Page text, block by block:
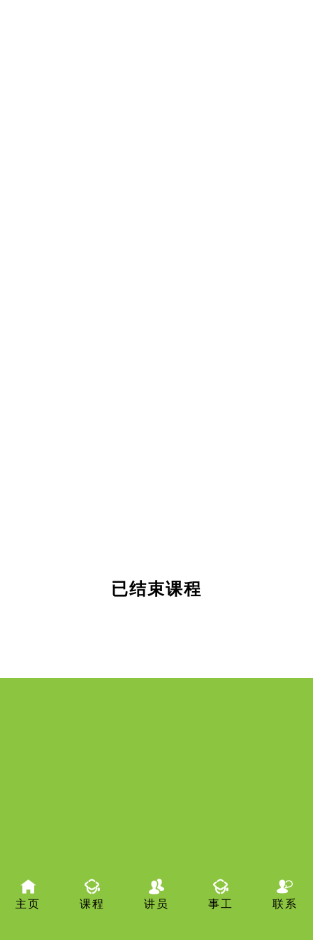
主页 课程 讲员 事工 联系
已结束课程